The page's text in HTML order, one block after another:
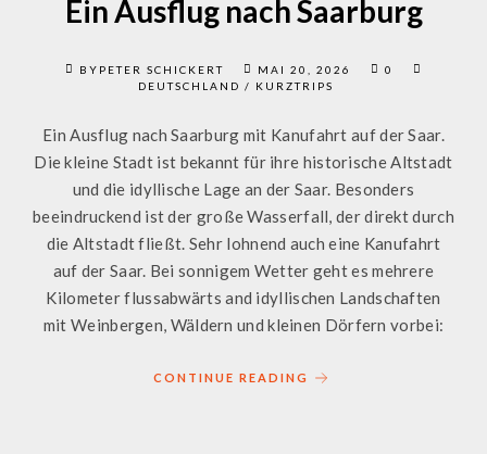
Ein Ausflug nach Saarburg
BYPETER SCHICKERT MAI 20, 2026
0
DEUTSCHLAND / KURZTRIPS
Ein Ausflug nach Saarburg mit Kanufahrt auf der Saar.
Die kleine Stadt ist bekannt für ihre historische Altstadt
und die idyllische Lage an der Saar. Besonders
beeindruckend ist der große Wasserfall, der direkt durch
die Altstadt fließt. Sehr lohnend auch eine Kanufahrt
auf der Saar. Bei sonnigem Wetter geht es mehrere
Kilometer flussabwärts and idyllischen Landschaften
mit Weinbergen, Wäldern und kleinen Dörfern vorbei:
CONTINUE READING